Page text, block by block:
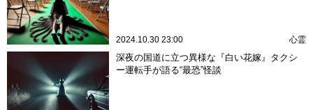
2024.10.30 23:00 心霊
深夜の国道に立つ異様な『白い花嫁』タクシ
ー運転手が語る“最恐”怪談